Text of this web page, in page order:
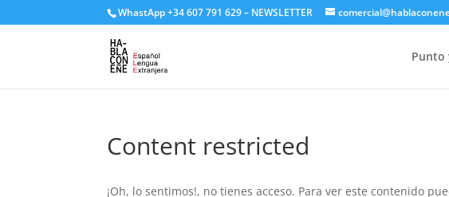
WhastApp+34 607 791 629– NEWSLETTER
Punto
Content restricted
¡Oh, lo sentimos!, no tienes acceso. Para ver este contenido